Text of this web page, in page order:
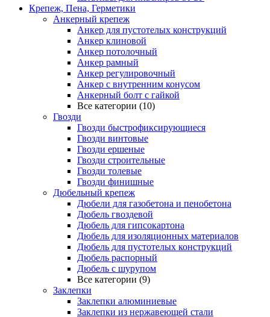
Крепеж, Пена, Герметики
Анкерный крепеж
Анкер для пустотелых конструкций
Анкер клиновой
Анкер потолочный
Анкер рамный
Анкер регулировочный
Анкер с внутренним конусом
Анкерный болт с гайкой
Все категории (10)
Гвозди
Гвозди быстрофиксирующиеся
Гвозди винтовые
Гвозди ершеные
Гвозди строительные
Гвозди толевые
Гвозди финишные
Дюбельный крепеж
Дюбели для газобетона и пенобетона
Дюбель гвоздевой
Дюбель для гипсокартона
Дюбель для изоляционных материалов
Дюбель для пустотелых конструкций
Дюбель распорный
Дюбель с шурупом
Все категории (9)
Заклепки
Заклепки алюминиевые
Заклепки из нержавеющей стали